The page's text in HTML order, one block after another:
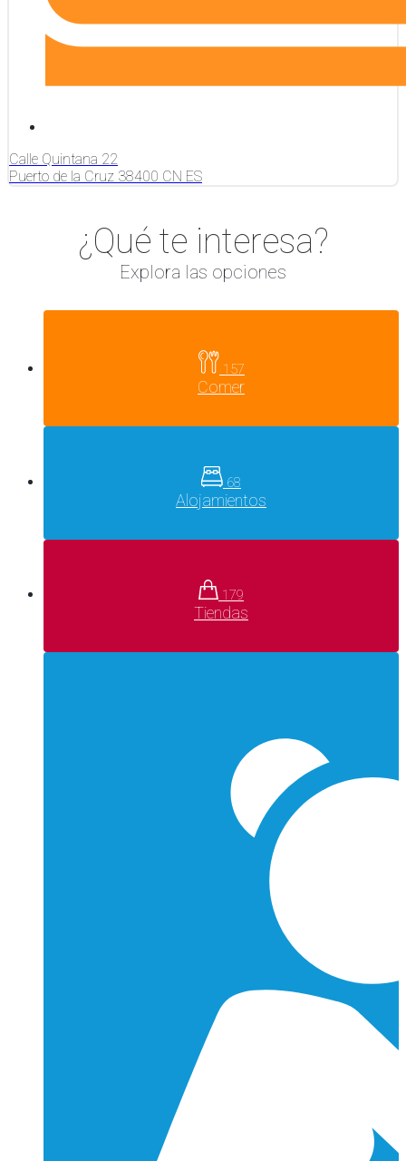
Calle Quintana 22
Puerto de la Cruz 38400 CN ES
¿Qué te interesa?
Explora las opciones
157
Comer
68
Alojamientos
179
Tiendas